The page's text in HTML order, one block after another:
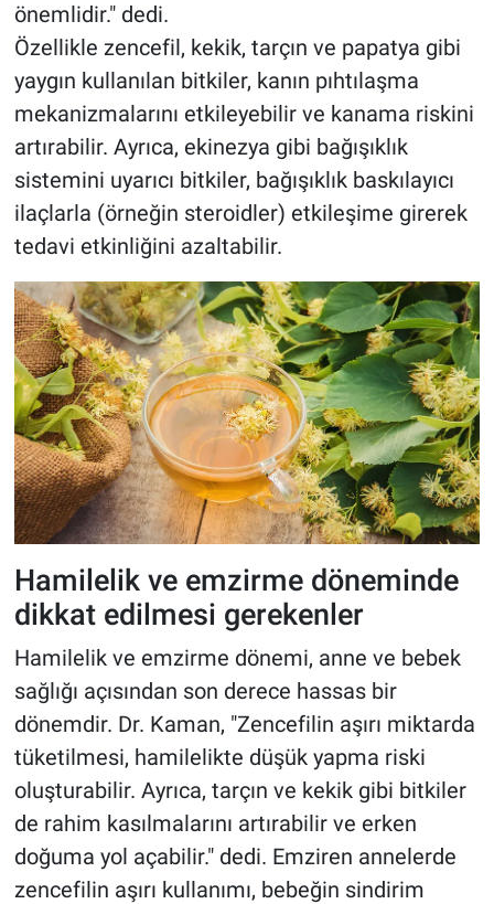
önemlidir." dedi.
Özellikle zencefil, kekik, tarçın ve papatya gibi
yaygın kullanılan bitkiler, kanın pıhtılaşma
mekanizmalarını etkileyebilir ve kanama riskini
artırabilir. Ayrıca, ekinezya gibi bağışıklık
sistemini uyarıcı bitkiler, bağışıklık baskılayıcı
ilaçlarla (örneğin steroidler) etkileşime girerek
tedavi etkinliğini azaltabilir.
Hamilelik ve emzirme döneminde
dikkat edilmesi gerekenler
Hamilelik ve emzirme dönemi, anne ve bebek
sağlığı açısından son derece hassas bir
dönemdir. Dr. Kaman, "Zencefilin aşırı miktarda
tüketilmesi, hamilelikte düşük yapma riski
oluşturabilir. Ayrıca, tarçın ve kekik gibi bitkiler
de rahim kasılmalarını artırabilir ve erken
doğuma yol açabilir." dedi. Emziren annelerde
zencefilin aşırı kullanımı, bebeğin sindirim